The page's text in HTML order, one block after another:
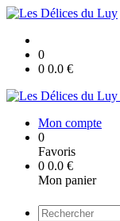
0
0 0.0 €
Mon compte
0
Favoris
0 0.0 €
Mon panier